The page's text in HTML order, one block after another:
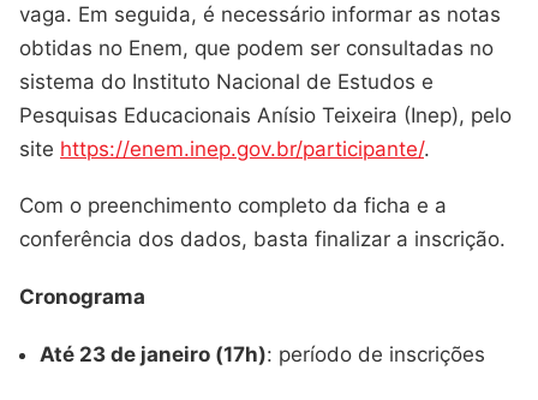
vaga. Em seguida, é necessário informar as notas
obtidas no Enem, que podem ser consultadas no
sistema do Instituto Nacional de Estudos e
Pesquisas Educacionais Anísio Teixeira (Inep), pelo
site https://enem.inep.gov.br/participante/.
Com o preenchimento completo da ficha e a
conferência dos dados, basta finalizar a inscrição.
Cronograma
Até 23 de janeiro (17h): período de inscrições